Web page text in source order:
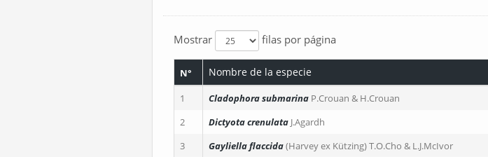
Mostrar filas por página
N° Nombre de la especie
1 Cladophora submarina P.Crouan & H.Crouan
2
Dictyota crenulata J.Agardh
3
Gayliella flaccida(Harvey ex Kützing) T.O.Cho & L.J.McIvor